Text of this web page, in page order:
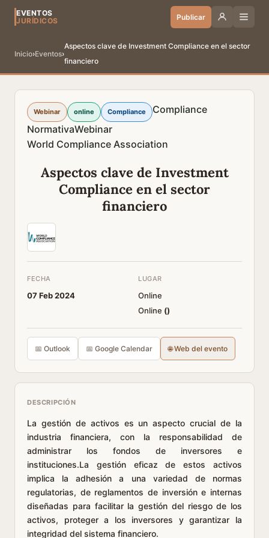
EVENTOS
JURÍDICOS
Publicar
Inicio›Eventos›
Aspectos clave de Investment Compliance en el sector
financiero
Webinar online Compliance
Compliance
NormativaWebinar
World Compliance Association
Aspectos clave de Investment
Compliance en el sector
financiero
FECHA
07 Feb 2024
LUGAR
Online
Online ()
📅 Outlook 📅 Google Calendar 🌐 Web del evento
DESCRIPCIÓN
La gestión de activos es un aspecto crucial de la
industria financiera, con la responsabilidad de
administrar los fondos de inversores e
instituciones.La gestión eficaz de estos activos
implica la adhesión a una variedad de normas
regulatorias, de reglamentos de inversión e internas
diseñadas para facilitar la gestión del riesgo de los
activos, proteger a los inversores y garantizar la
integridad del sistema financiero.